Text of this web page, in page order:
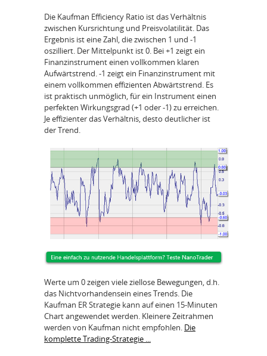
Die Kaufman Efficiency Ratio ist das Verhältnis
zwischen Kursrichtung und Preisvolatilität. Das
Ergebnis ist eine Zahl, die zwischen 1 und -1
oszilliert. Der Mittelpunkt ist 0. Bei +1 zeigt ein
Finanzinstrument einen vollkommen klaren
Aufwärtstrend. -1 zeigt ein Finanzinstrument mit
einem vollkommen effizienten Abwärtstrend. Es
ist praktisch unmöglich, für ein Instrument einen
perfekten Wirkungsgrad (+1 oder -1) zu erreichen.
Je effizienter das Verhältnis, desto deutlicher ist
der Trend.
Werte um 0 zeigen viele ziellose Bewegungen, d.h.
das Nichtvorhandensein eines Trends. Die
Kaufman ER Strategie kann auf einen 15-Minuten
Chart angewendet werden. Kleinere Zeitrahmen
werden von Kaufman nicht empfohlen. Die
komplette Trading-Strategie ...